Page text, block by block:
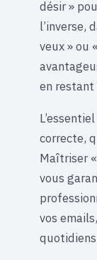
désir »
l’inverse,
veux » ou
en
correcte,
Maîtriser
vous
vos